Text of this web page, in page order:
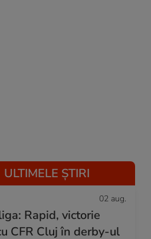
ULTIMELE ȘTIRI
02 aug.
Rapid, victorie
CFR Cluj în derby-ul